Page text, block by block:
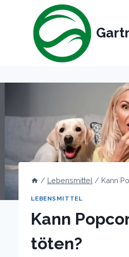
/ Lebensmittel / Kann
LEBENSMITTEL
Kann
töten?